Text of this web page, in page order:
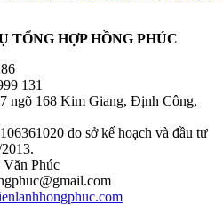
TỔNG HỢP HỒNG PHÚC
131
ngõ 168 Kim Giang, Định Công,
do sở kế hoạch và đầu tư
Văn Phúc